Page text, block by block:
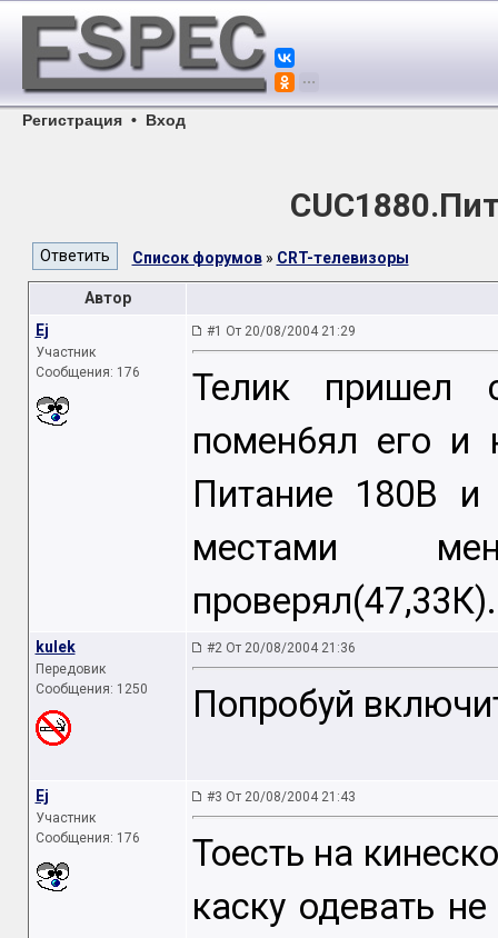
Регистрация • Вход
Список форумов» CRT-телевизоры
Автор
Ej
Участник
Сообщения: 176
#1 От 20/08/2004 21:29
Телик пришел
помен6ял его и
Питание 180В и
местами
kulek
Передовик
Сообщения: 1250
#2 От 20/08/2004 21:36
Попробуй
Ej
Участник
Сообщения: 176
#3 От 20/08/2004 21:43
Тоесть на
каску одевать